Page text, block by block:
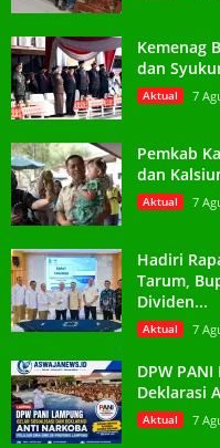
Kemenag
dan
Aktual 7
Pemkab
dan
Aktual 7
Hadiri
Tarum,
Dividen...
Aktual 7
DPW
Deklarasi
Aktual 7